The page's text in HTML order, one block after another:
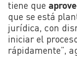
tiene que
que se está
jurídica, con
iniciar el
rápidamente”,